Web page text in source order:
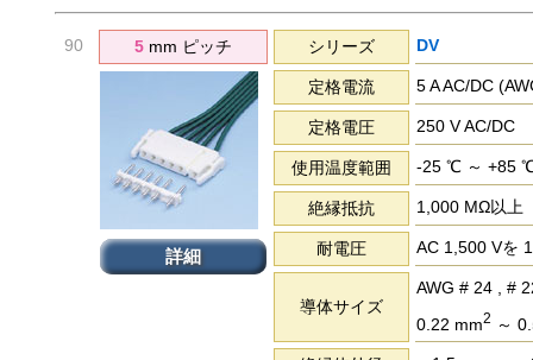
90 5 mm ピッチ シリーズ DV
詳細
定格電流 5 A AC/DC
定格電圧 250 V AC/DC
使用温度範囲 -25 ℃ ～ +85
絶縁抵抗 1,000 MΩ以上
耐電圧 AC 1,500 Vを
導体サイズ
AWG # 24 , #
0.22 mm2 ～